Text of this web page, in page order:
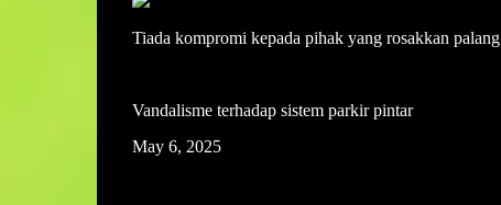
Tiada kompromi kepada pihak yang rosakkan palang
Vandalisme terhadap sistem parkir pintar
May 6, 2025